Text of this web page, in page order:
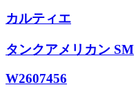
カルティエ
タンクアメリカン SM
W2607456